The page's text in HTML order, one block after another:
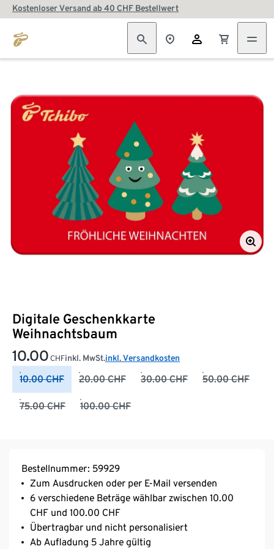
Kostenloser Versand ab 40 CHF Bestellwert
Digitale Geschenkkarte
Weihnachtsbaum
10.00 CHFinkl. MwSt.inkl. Versandkosten
10.00 CHF 20.00 CHF 30.00 CHF 50.00 CHF
75.00 CHF 100.00 CHF
Bestellnummer: 59929
Zum Ausdrucken oder per E-Mail versenden
6 verschiedene Beträge wählbar zwischen 10.00
CHF und 100.00 CHF
Übertragbar und nicht personalisiert
Ab Aufladung 5 Jahre gültig